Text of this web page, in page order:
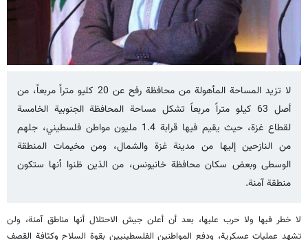
لا تزيد المساحة المأهولة من محافظة رفح عن 20 كليو متراً مربعاً، من
أصل 63 كيلو متراً مربعاً تشكل مساحة المحافظة الجنوبية الخامسة
لقطاع غزة، حيث يقيم فيها قرابة 1.4 مليون مواطن فلسطيني، جلهم
من النازحين إليها من مدينة غزة والشمال، ومن مخيمات المنطقة
الوسطى وبعض سكان محافظة خانيونس، من الذين ظنوا أنها ستكون
منطقة آمنة.
لا خطر فيها ولا حرب عليها، بعد أن أعلن جيش الاحتلال أنها مناطق آمنة، ولن
تشهد عملياتٍ عسكرية، ودفع المواطنين الفلسطينيين بقوة السلاح وكثافة القصف